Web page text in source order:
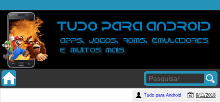
Tudo para Android
9/11/2018